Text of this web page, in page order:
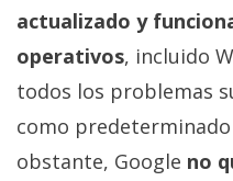
Profesional
+
Más
temas
actualizado y
operativos, incluido
todos los problemas
como
obstante, Google no